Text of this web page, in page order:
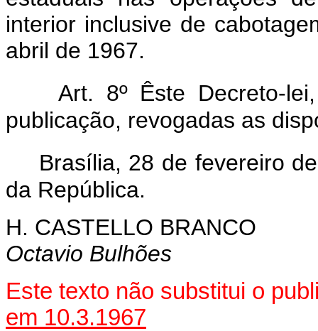
interior inclusive de
abril de 1967.
Art. 8º Êste Decreto-
publicação, revogadas as
Brasília, 28 de fevereiro
da República.
H. CASTELLO BRANCO
Octavio Bulhões
Este texto não substitui o
em 10.3.1967